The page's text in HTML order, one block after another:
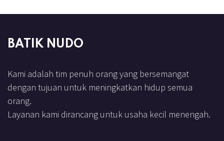
BATIK NUDO
Kami adalah tim penuh orang yang bersemangat
dengan tujuan untuk meningkatkan hidup semua
orang.
Layanan kami dirancang untuk usaha kecil menengah.